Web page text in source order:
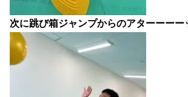
次に跳び箱ジャンプからのアターーー